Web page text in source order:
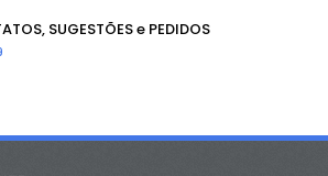
SUGESTÕES e PEDIDOS